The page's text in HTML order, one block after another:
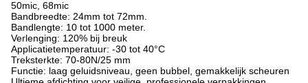
50mic, 68mic
Bandbreedte: 24mm tot 72mm.
Bandlengte: 10 tot 1000 meter.
Verlenging: 120% bij breuk
Applicatietemperatuur: -30 tot 40°C
Treksterkte: 70-80N/25 mm
Functie: laag geluidsniveau, geen bubbel, gemakkelijk scheuren